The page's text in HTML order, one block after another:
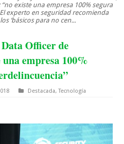
existe una empresa 100% segura
experto en seguridad recomienda
‘básicos para no cen...
Officer de
empresa 100%
Destacada,Tecnología